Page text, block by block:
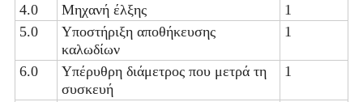
4.0
Μηχανή έλξης
1
5.0
Υποστήριξη αποθήκευσης
καλωδίων
1
6.0
Υπέρυθρη διάμετρος που μετρά τη
συσκευή
1